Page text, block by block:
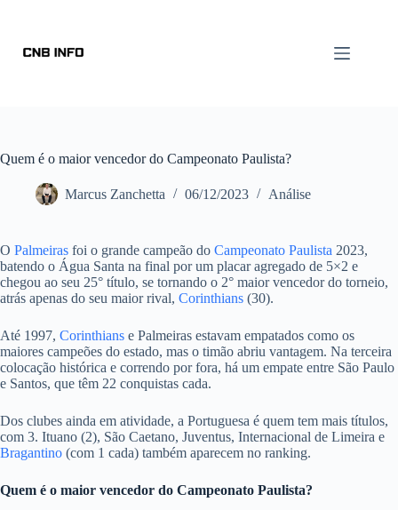
Quem é o maior vencedor do Campeonato Paulista?
Marcus Zanchetta 06/12/2023 Análise
O Palmeiras foi o grande campeão do Campeonato Paulista 2023,
batendo o Água Santa na final por um placar agregado de 5×2 e
chegou ao seu 25° título, se tornando o 2° maior vencedor do torneio,
atrás apenas do seu maior rival, Corinthians (30).
Até 1997, Corinthians e Palmeiras estavam empatados como os
maiores campeões do estado, mas o timão abriu vantagem. Na terceira
colocação histórica e correndo por fora, há um empate entre São Paulo
e Santos, que têm 22 conquistas cada.
Dos clubes ainda em atividade, a Portuguesa é quem tem mais títulos,
com 3. Ituano (2), São Caetano, Juventus, Internacional de Limeira e
Bragantino (com 1 cada) também aparecem no ranking.
Quem é o maior vencedor do Campeonato Paulista?